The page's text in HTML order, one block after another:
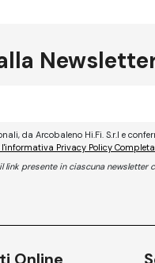
da Arcobaleno Hi.Fi. S.r.l e
l'informativa Privacy Policy Completa
presente in ciascuna newsletter
Online